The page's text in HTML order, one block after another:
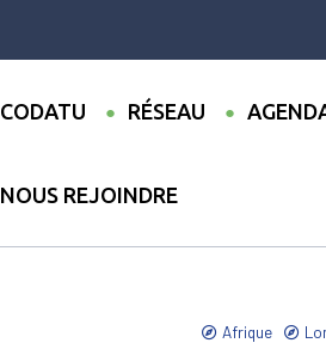
CODATU RÉSEAU
NOUS REJOINDRE
Afrique